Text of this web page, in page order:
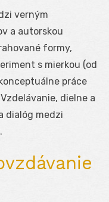
verným
a autorskou
formy,
s mierkou (od
práce
dielne a
dialóg medzi